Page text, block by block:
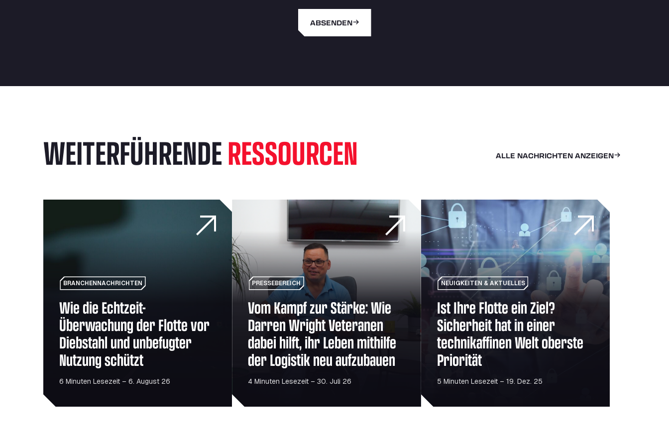
ABSENDEN
WEITERFÜHRENDERESSOURCEN ALLE NACHRICHTEN ANZEIGEN
Wie die Echtzeit-Überwachung der Flotte vor Diebstahl und unbefugter Nutzung schützt
BRANCHENNACHRICHTEN
Wie die Echtzeit-
Überwachung der Flotte vor
Diebstahl und unbefugter
Nutzung schützt
6 Minuten Lesezeit – 6. August 26
Vom Kampf zur Stärke: Wie Darren Wright Veteranen dabei hilft, ihr Leben mithilfe der Logistik neu aufzubauen
PRESSEBEREICH
Vom Kampf zur Stärke: Wie
Darren Wright Veteranen
dabei hilft, ihr Leben mithilfe
der Logistik neu aufzubauen
4 Minuten Lesezeit – 30. Juli 26
Ist Ihre Flotte ein Ziel? Sicherheit hat in einer technikaffinen Welt
NEUIGKEITEN & AKTUELLES
Ist Ihre Flotte ein Ziel?
Sicherheit hat in einer
technikaffinen Welt oberste
Priorität
5 Minuten Lesezeit – 19. Dez. 25